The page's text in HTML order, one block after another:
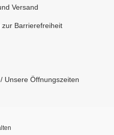
Versand
zur Barrierefreiheit
Unsere Öffnungszeiten